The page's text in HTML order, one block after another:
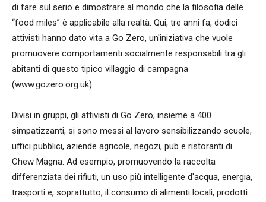
di fare sul serio e dimostrare al mondo che la filosofia delle
“food miles” è applicabile alla realtà. Qui, tre anni fa, dodici
attivisti hanno dato vita a Go Zero, un'iniziativa che vuole
promuovere comportamenti socialmente responsabili tra gli
abitanti di questo tipico villaggio di campagna
(www.gozero.org.uk).
Divisi in gruppi, gli attivisti di Go Zero, insieme a 400
simpatizzanti, si sono messi al lavoro sensibilizzando scuole,
uffici pubblici, aziende agricole, negozi, pub e ristoranti di
Chew Magna. Ad esempio, promuovendo la raccolta
differenziata dei rifiuti, un uso più intelligente d'acqua, energia,
trasporti e, soprattutto, il consumo di alimenti locali, prodotti